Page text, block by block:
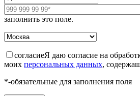
заполнить это поле.
согласиеЯ даю согласие на
моих персональных данных,
*-обязательные для заполнения поля